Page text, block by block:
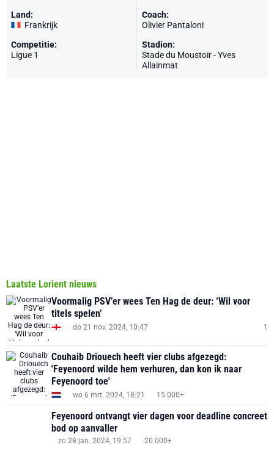
Land:
Frankrijk
Competitie:
Ligue 1
Coach:
Olivier Pantaloni
Stadion:
Stade du Moustoir - Yves
Allainmat
Laatste Lorient nieuws
Voormalig PSV’er wees Ten Hag de deur: ‘Wil voor
titels spelen’
do 21 nov. 2024, 10:47 1
Couhaib Driouech heeft vier clubs afgezegd:
'Feyenoord wilde hem verhuren, dan kon ik naar
Feyenoord toe'
wo 6 mrt. 2024, 18:21 15.000+
Feyenoord ontvangt vier dagen voor deadline concreet
bod op aanvaller
zo 28 jan. 2024, 19:57 20.000+